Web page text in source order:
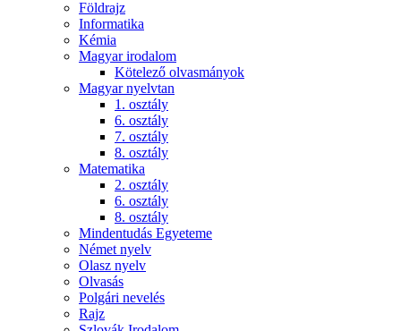
Földrajz
Informatika
Kémia
Magyar irodalom
Kötelező olvasmányok
Magyar nyelvtan
1. osztály
6. osztály
7. osztály
8. osztály
Matematika
2. osztály
6. osztály
8. osztály
Mindentudás Egyeteme
Német nyelv
Olasz nyelv
Olvasás
Polgári nevelés
Rajz